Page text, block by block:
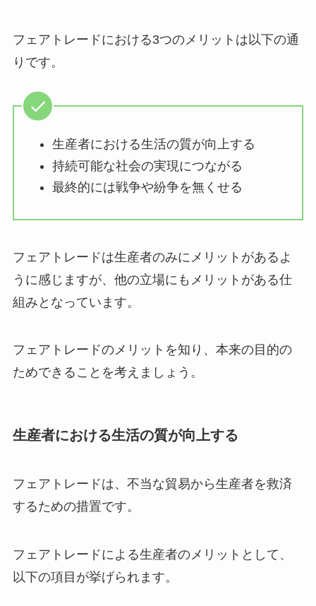
フェアトレードにおける3つのメリットは以下の通
りです。
生産者における生活の質が向上する
持続可能な社会の実現につながる
最終的には戦争や紛争を無くせる
フェアトレードは生産者のみにメリットがあるよ
うに感じますが、他の立場にもメリットがある仕
組みとなっています。
フェアトレードのメリットを知り、本来の目的の
ためできることを考えましょう。
生産者における生活の質が向上する
フェアトレードは、不当な貿易から生産者を救済
するための措置です。
フェアトレードによる生産者のメリットとして、
以下の項目が挙げられます。